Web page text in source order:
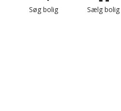
Søg bolig Sælg bolig
Om John Frandsen A/S